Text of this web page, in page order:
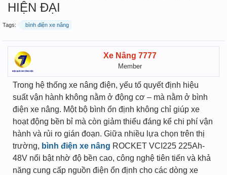
HIỆN ĐẠI
Tags: bình điện xe nâng
Xe Nâng 7777
Member
Trong hệ thống xe nâng điện, yếu tố quyết định hiệu
suất vận hành không nằm ở động cơ – mà nằm ở bình
điện xe nâng. Một bộ bình ổn định không chỉ giúp xe
hoạt động bền bỉ mà còn giảm thiểu đáng kể chi phí vận
hành và rủi ro gián đoạn. Giữa nhiều lựa chọn trên thị
trường, bình điện xe nâng ROCKET VCI225 225Ah-
48V nổi bật nhờ độ bền cao, công nghệ tiên tiến và khả
năng cung cấp nguồn điện ổn định cho các dòng xe